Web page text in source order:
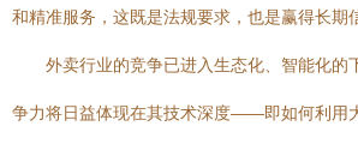
和精准服务，这既是法规要求，也是赢得长期
外卖行业的竞争已进入生态化、智能化的
争力将日益体现在其技术深度——即如何利用